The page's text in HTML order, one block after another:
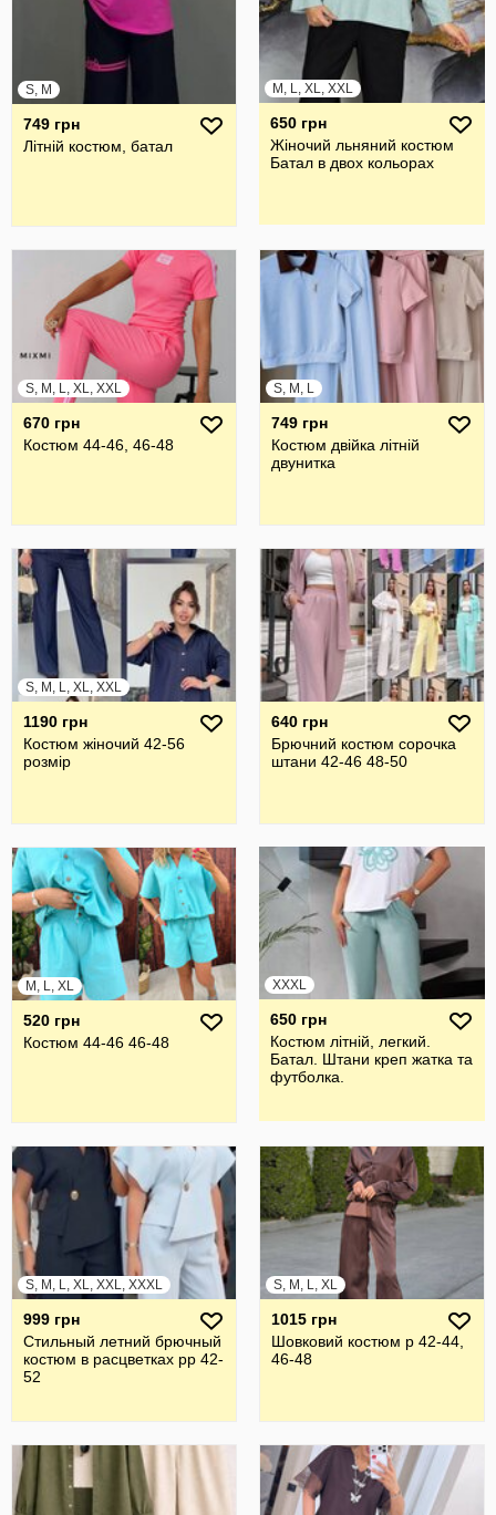
S, M
749 грн
Літній костюм, батал
M, L, XL, XXL
650 грн
Жіночий льняний костюм
Батал в двох кольорах
S, M, L, XL, XXL
670 грн
Костюм 44-46, 46-48
S, M, L
749 грн
Костюм двійка літній
двунитка
S, M, L, XL, XXL
1190 грн
Костюм жіночий 42-56
розмір
640 грн
Брючний костюм сорочка
штани 42-46 48-50
M, L, XL
520 грн
Костюм 44-46 46-48
XXXL
650 грн
Костюм літній, легкий.
Батал. Штани креп жатка та
футболка.
S, M, L, XL, XXL, XXXL
999 грн
Стильный летний брючный
костюм в расцветках рр 42-
52
S, M, L, XL
1015 грн
Шовковий костюм р 42-44,
46-48